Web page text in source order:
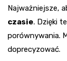
Najważniejsze,
czasie. Dzięki
porównywania.
doprecyzować.